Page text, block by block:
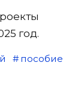
год.
пособие